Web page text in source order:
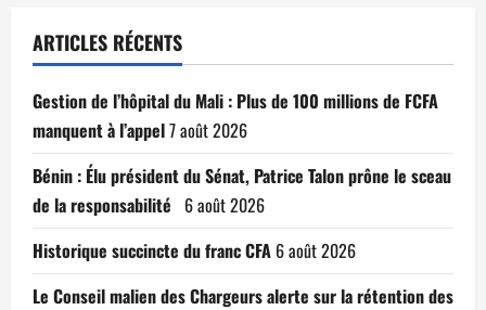
ARTICLES RÉCENTS
Gestion de l’hôpital du Mali : Plus de 100 millions de FCFA
manquent à l’appel7 août 2026
Bénin : Élu président du Sénat, Patrice Talon prône le sceau
de la responsabilité 6 août 2026
Historique succincte du franc CFA 6 août 2026
Le Conseil malien des Chargeurs alerte sur la rétention des